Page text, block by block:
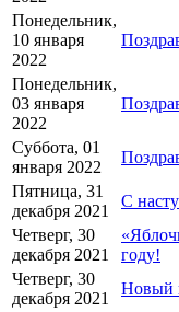
Понедельник,
10 января
2022
Понедельник,
03 января
2022
Суббота, 01
января 2022
Пятница, 31
декабря 2021
С
Четверг, 30
декабря 2021
году!
Четверг, 30
декабря 2021
Новый